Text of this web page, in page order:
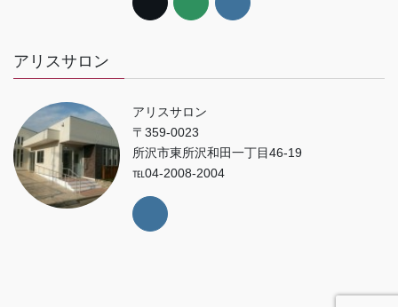
アリスサロン
アリスサロン
〒359-0023
所沢市東所沢和田一丁目46-19
℡04-2008-2004